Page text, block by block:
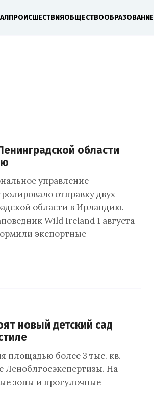
ПРОИСШЕСТВИЯОБЩЕСТВООБРАЗОВАНИЕ
области
управление
отправку двух
области в Ирландию.
Wild Ireland 1 августа
экспортные
новый детский сад
площадью более 3 тыс. кв.
Леноблгосэкспертизы. На
зоны и прогулочные